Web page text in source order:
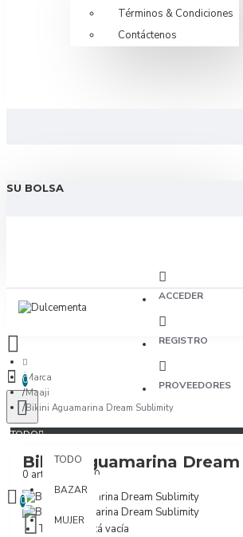
Términos & Condiciones
Contáctenos
SU BOLSA
ACCEDER
REGISTRO
PROVEEDORES
0
TODO
TODO
BAZAR
MUJER
0 artículo(s) - $0
0
Tu bolsa está vacía
Marca
Maaji
Bikini Aguamarina Dream Sublimity
Bikini Aguamarina